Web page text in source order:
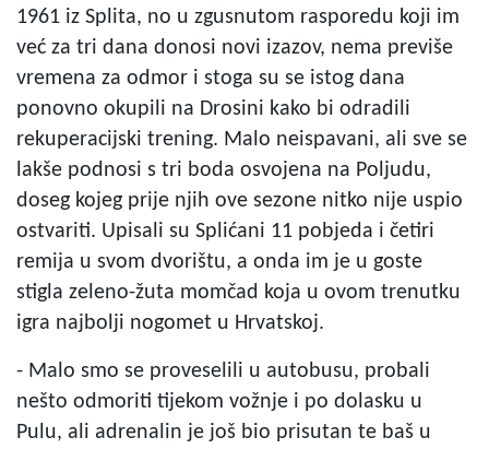
1961 iz Splita, no u zgusnutom rasporedu koji im
već za tri dana donosi novi izazov, nema previše
vremena za odmor i stoga su se istog dana
ponovno okupili na Drosini kako bi odradili
rekuperacijski trening. Malo neispavani, ali sve se
lakše podnosi s tri boda osvojena na Poljudu,
doseg kojeg prije njih ove sezone nitko nije uspio
ostvariti. Upisali su Splićani 11 pobjeda i četiri
remija u svom dvorištu, a onda im je u goste
stigla zeleno-žuta momčad koja u ovom trenutku
igra najbolji nogomet u Hrvatskoj.
- Malo smo se proveselili u autobusu, probali
nešto odmoriti tijekom vožnje i po dolasku u
Pulu, ali adrenalin je još bio prisutan te baš u